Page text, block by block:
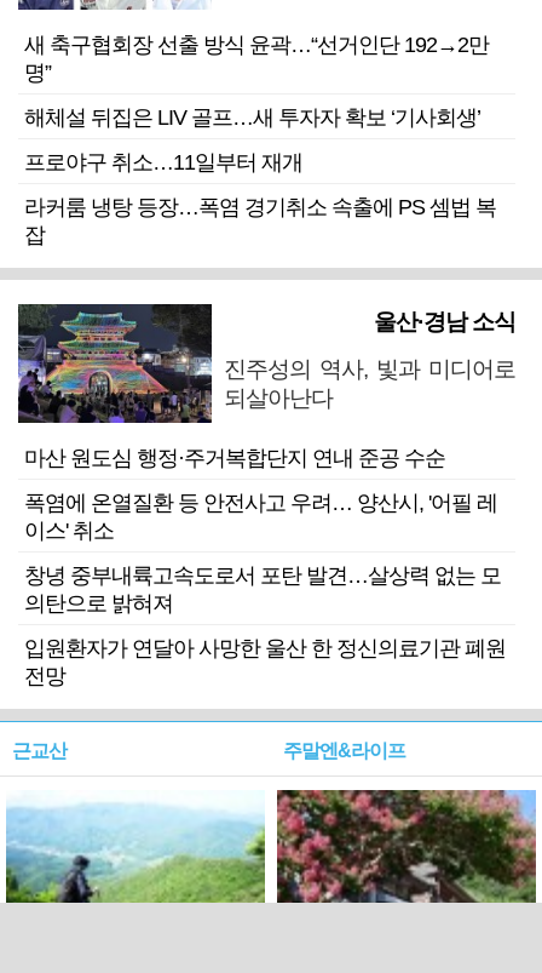
새 축구협회장 선출 방식 윤곽…“선거인단 192→2만
명”
해체설 뒤집은 LIV 골프…새 투자자 확보 ‘기사회생’
프로야구 취소…11일부터 재개
라커룸 냉탕 등장…폭염 경기취소 속출에 PS 셈법 복
잡
울산·경남 소식
진주성의 역사, 빛과 미디어로
되살아난다
마산 원도심 행정·주거복합단지 연내 준공 수순
폭염에 온열질환 등 안전사고 우려… 양산시, '어필 레
이스' 취소
창녕 중부내륙고속도로서 포탄 발견…살상력 없는 모
의탄으로 밝혀져
입원환자가 연달아 사망한 울산 한 정신의료기관 폐원
전망
근교산 주말엔&라이프